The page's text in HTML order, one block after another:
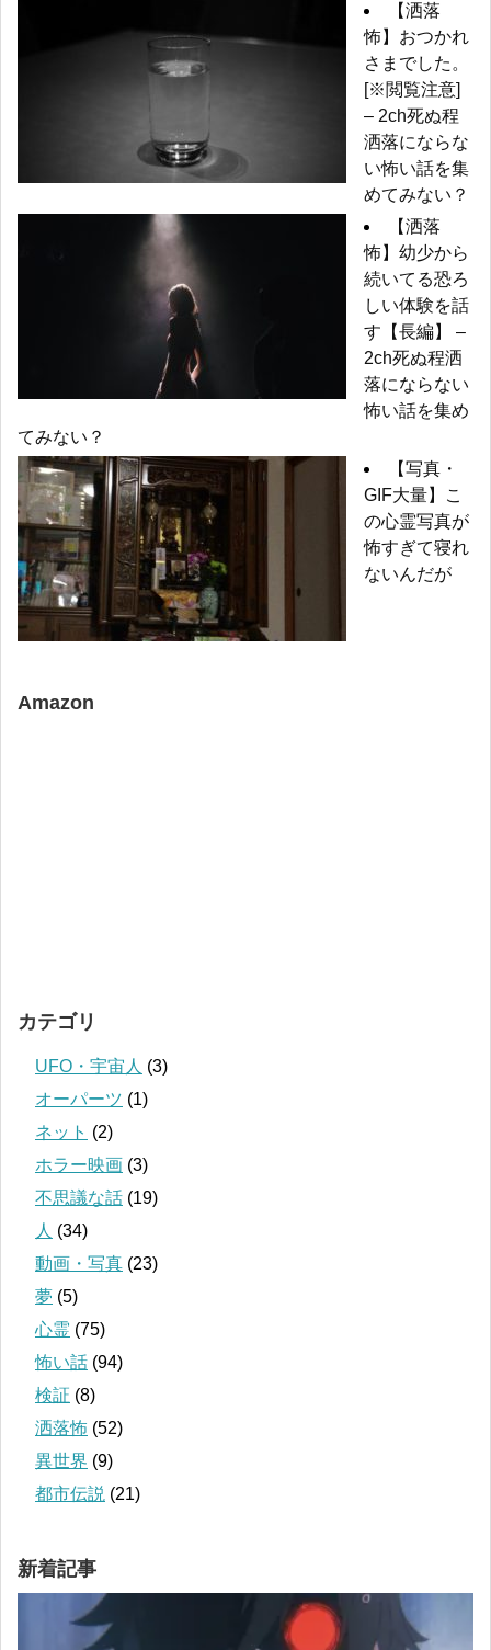
【洒落
怖】おつかれ
さまでした。
[※閲覧注意]
– 2ch死ぬ程
洒落にならな
い怖い話を集
めてみない？
【洒落
怖】幼少から
続いてる恐ろ
しい体験を話
す【長編】 –
2ch死ぬ程洒
落にならない
怖い話を集め
てみない？
【写真・
GIF大量】こ
の心霊写真が
怖すぎて寝れ
ないんだが
Amazon
カテゴリ
UFO・宇宙人 (3)
オーパーツ (1)
ネット (2)
ホラー映画 (3)
不思議な話 (19)
人 (34)
動画・写真 (23)
夢 (5)
心霊 (75)
怖い話 (94)
検証 (8)
洒落怖 (52)
異世界 (9)
都市伝説 (21)
新着記事